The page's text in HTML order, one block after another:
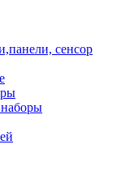
сенсор